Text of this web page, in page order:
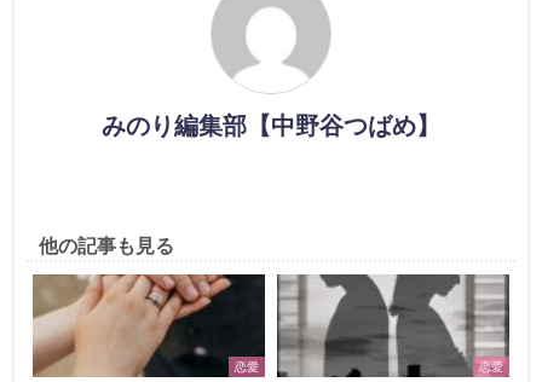
みのり編集部【中野谷つばめ】
他の記事も見る
恋愛 恋愛